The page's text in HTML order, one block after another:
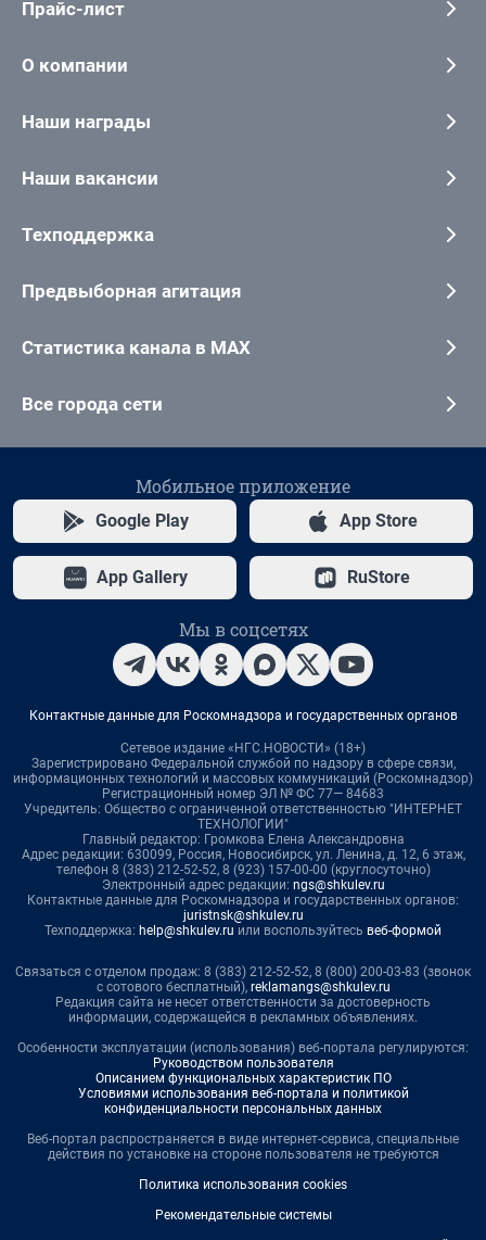
Прайс-лист
О компании
Наши награды
Наши вакансии
Техподдержка
Предвыборная агитация
Статистика канала в MAX
Все города сети
Мобильное приложение
Google Play App Store
App Gallery RuStore
Мы в соцсетях
Контактные данные для Роскомнадзора и государственных органов
Сетевое издание «НГС.НОВОСТИ» (18+)
Зарегистрировано Федеральной службой по надзору в сфере связи,
информационных технологий и массовых коммуникаций (Роскомнадзор)
Регистрационный номер ЭЛ № ФС 77— 84683
Учредитель: Общество с ограниченной ответственностью "ИНТЕРНЕТ
ТЕХНОЛОГИИ"
Главный редактор: Громкова Елена Александровна
Адрес редакции: 630099, Россия, Новосибирск, ул. Ленина, д. 12, 6 этаж,
телефон 8 (383) 212-52-52, 8 (923) 157-00-00 (круглосуточно)
Электронный адрес редакции: ngs@shkulev.ru
Контактные данные для Роскомнадзора и государственных органов:
juristnsk@shkulev.ru
Техподдержка: help@shkulev.ru или воспользуйтесь веб-формой
Связаться с отделом продаж: 8 (383) 212-52-52, 8 (800) 200-03-83 (звонок
с сотового бесплатный), reklamangs@shkulev.ru
Редакция сайта не несет ответственности за достоверность
информации, содержащейся в рекламных объявлениях.
Особенности эксплуатации (использования) веб-портала регулируются:
Руководством пользователя
Описанием функциональных характеристик ПО
Условиями использования веб-портала и политикой
конфиденциальности персональных данных
Веб-портал распространяется в виде интернет-сервиса, специальные
действия по установке на стороне пользователя не требуются
Политика использования cookies
Рекомендательные системы